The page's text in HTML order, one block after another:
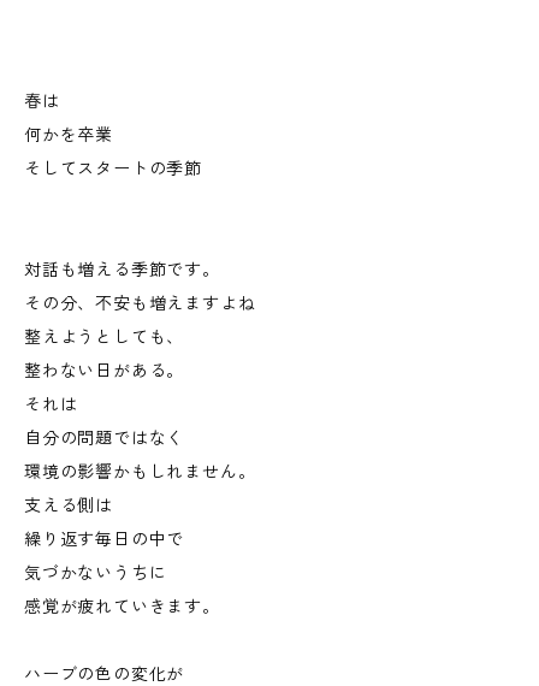
春は
何かを卒業
そしてスタートの季節
対話も増える季節です。
その分、不安も増えますよね
整えようとしても、
整わない日がある。
それは
自分の問題ではなく
環境の影響かもしれません。
支える側は
繰り返す毎日の中で
気づかないうちに
感覚が疲れていきます。
ハーブの色の変化が